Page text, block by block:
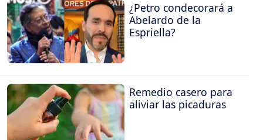
¿Petro condecorará a
Abelardo de la
Espriella?
Remedio casero para
aliviar las picaduras